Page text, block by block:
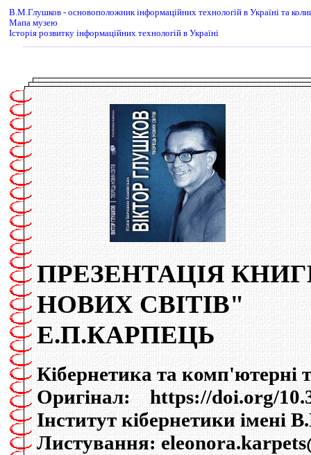
В.М.Глушков - основоположник інформаційних технологій в Україні та
Мапа музею
Історія розвитку інформаційних технологій в Україні
ПРЕЗЕНТАЦІЯ
НОВИХ СВІТІВ"
Е.П.КАРПЕЦЬ
Кібернетика та комп'ютерні
Оригінал: https://doi.org/
Інститут кібернетики
Листування: